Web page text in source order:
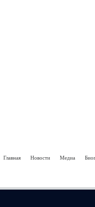
Главная Новости Медиа